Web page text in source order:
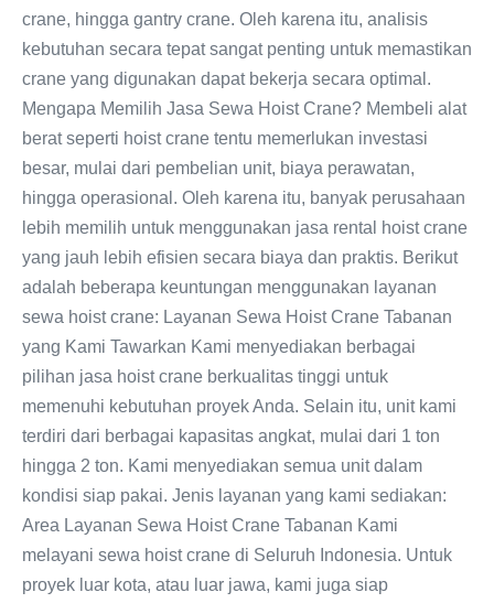
crane, hingga gantry crane. Oleh karena itu, analisis
kebutuhan secara tepat sangat penting untuk memastikan
crane yang digunakan dapat bekerja secara optimal.
Mengapa Memilih Jasa Sewa Hoist Crane? Membeli alat
berat seperti hoist crane tentu memerlukan investasi
besar, mulai dari pembelian unit, biaya perawatan,
hingga operasional. Oleh karena itu, banyak perusahaan
lebih memilih untuk menggunakan jasa rental hoist crane
yang jauh lebih efisien secara biaya dan praktis. Berikut
adalah beberapa keuntungan menggunakan layanan
sewa hoist crane: Layanan Sewa Hoist Crane Tabanan
yang Kami Tawarkan Kami menyediakan berbagai
pilihan jasa hoist crane berkualitas tinggi untuk
memenuhi kebutuhan proyek Anda. Selain itu, unit kami
terdiri dari berbagai kapasitas angkat, mulai dari 1 ton
hingga 2 ton. Kami menyediakan semua unit dalam
kondisi siap pakai. Jenis layanan yang kami sediakan:
Area Layanan Sewa Hoist Crane Tabanan Kami
melayani sewa hoist crane di Seluruh Indonesia. Untuk
proyek luar kota, atau luar jawa, kami juga siap